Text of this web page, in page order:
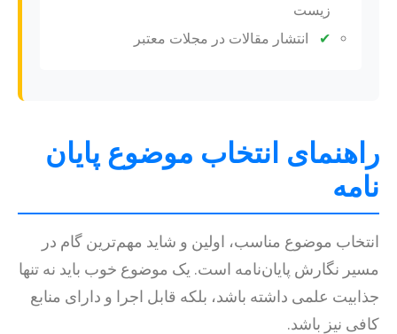
زیست
✔
انتشار مقالات در مجلات معتبر
راهنمای انتخاب موضوع پایان
نامه
انتخاب موضوع مناسب، اولین و شاید مهم‌ترین گام در
مسیر نگارش پایان‌نامه است. یک موضوع خوب باید نه تنها
جذابیت علمی داشته باشد، بلکه قابل اجرا و دارای منابع
کافی نیز باشد.